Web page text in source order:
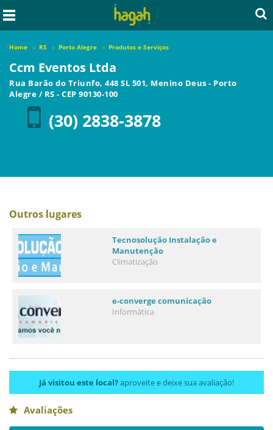
Home RS Porto Alegre Produtos e Serviços
Ccm Eventos Ltda
Rua Barão do Triunfo, 448 SL 501, Menino Deus - Porto
Alegre / RS - CEP 90130-100
(30) 2838-3878
Outros lugares
Tecnosolução Instalação e
Manutenção
Climatização
e-converge comunicação
Informática
Já visitou este local?aproveite e deixe sua avaliação!
Avaliações